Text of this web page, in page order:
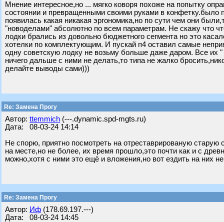
Мнение интересное,но ... мягко коворя похоже на попытку
состоянии и превращенными своими руками в конфетку.было
появилась какая никакая эргономика,но по сути чем они
"новоделами" абсолютно по всем параметрам. Не скажу что
лодки брались из довольно бюджетного сегмента но это
хотелки по комплектующим. И пускай п4 оставил самые
одну советскую лодку не возьму больше даже даром. Все их
ничего дальше с ними не делать,то типа не жалко
делайте выводы сами)))
Re: Замена Прогу
Автор: ttemmich (---.dynamic.spd-mgts.ru)
Дата: 08-03-24 14:14
Не спорю, приятно посмотреть на отреставрированую
на месте,но не более, их время прошло,это почти как и с
можно,хотя с ними это ещё и вложения,но вот ездить на них
Re: Замена Прогу
Автор: Иф (178.69.197.---)
Дата: 08-03-24 14:45